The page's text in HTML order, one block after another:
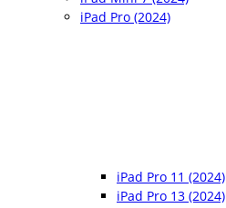
iPad Pro (2024)
iPad Pro 11 (2024)
iPad Pro 13 (2024)